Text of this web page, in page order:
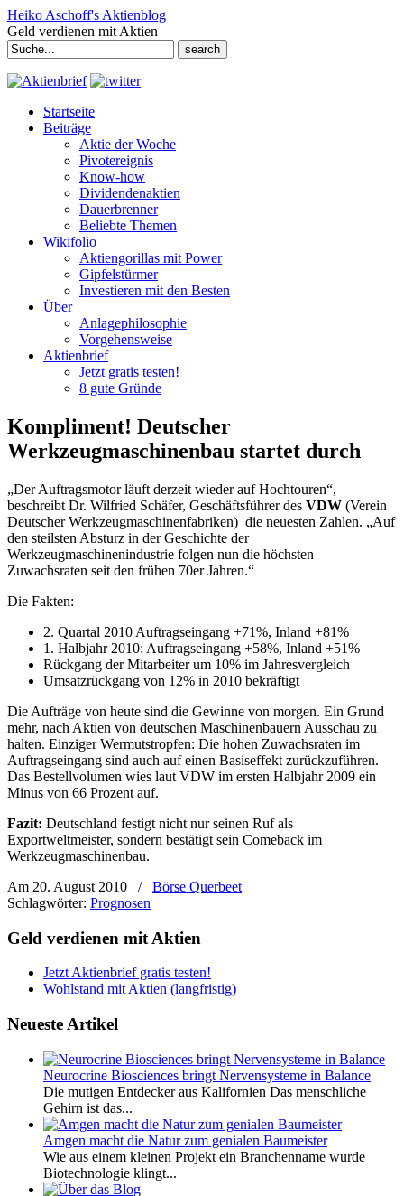
Heiko Aschoff's Aktienblog
Geld verdienen mit Aktien
Search
for:
Startseite
Beiträge
Aktie der Woche
Pivotereignis
Know-how
Dividendenaktien
Dauerbrenner
Beliebte Themen
Wikifolio
Aktiengorillas mit Power
Gipfelstürmer
Investieren mit den Besten
Über
Anlagephilosophie
Vorgehensweise
Aktienbrief
Jetzt gratis testen!
8 gute Gründe
Kompliment! Deutscher
Werkzeugmaschinenbau startet durch
„Der Auftragsmotor läuft derzeit wieder auf Hochtouren“,
beschreibt Dr. Wilfried Schäfer, Geschäftsführer des VDW (Verein
Deutscher Werkzeugmaschinenfabriken) die neuesten Zahlen. „Auf
den steilsten Absturz in der Geschichte der
Werkzeugmaschinenindustrie folgen nun die höchsten
Zuwachsraten seit den frühen 70er Jahren.“
Die Fakten:
2. Quartal 2010 Auftragseingang +71%, Inland +81%
1. Halbjahr 2010: Auftragseingang +58%, Inland +51%
Rückgang der Mitarbeiter um 10% im Jahresvergleich
Umsatzrückgang von 12% in 2010 bekräftigt
Die Aufträge von heute sind die Gewinne von morgen. Ein Grund
mehr, nach Aktien von deutschen Maschinenbauern Ausschau zu
halten. Einziger Wermutstropfen: Die hohen Zuwachsraten im
Auftragseingang sind auch auf einen Basiseffekt zurückzuführen.
Das Bestellvolumen wies laut VDW im ersten Halbjahr 2009 ein
Minus von 66 Prozent auf.
Fazit: Deutschland festigt nicht nur seinen Ruf als
Exportweltmeister, sondern bestätigt sein Comeback im
Werkzeugmaschinenbau.
Am 20. August 2010
/
Börse Querbeet
Schlagwörter: Prognosen
Geld verdienen mit Aktien
Jetzt Aktienbrief gratis testen!
Wohlstand mit Aktien (langfristig)
Neueste Artikel
Neurocrine Biosciences bringt Nervensysteme in Balance
Die mutigen Entdecker aus Kalifornien Das menschliche
Gehirn ist das...
Amgen macht die Natur zum genialen Baumeister
Wie aus einem kleinen Projekt ein Branchenname wurde
Biotechnologie klingt...